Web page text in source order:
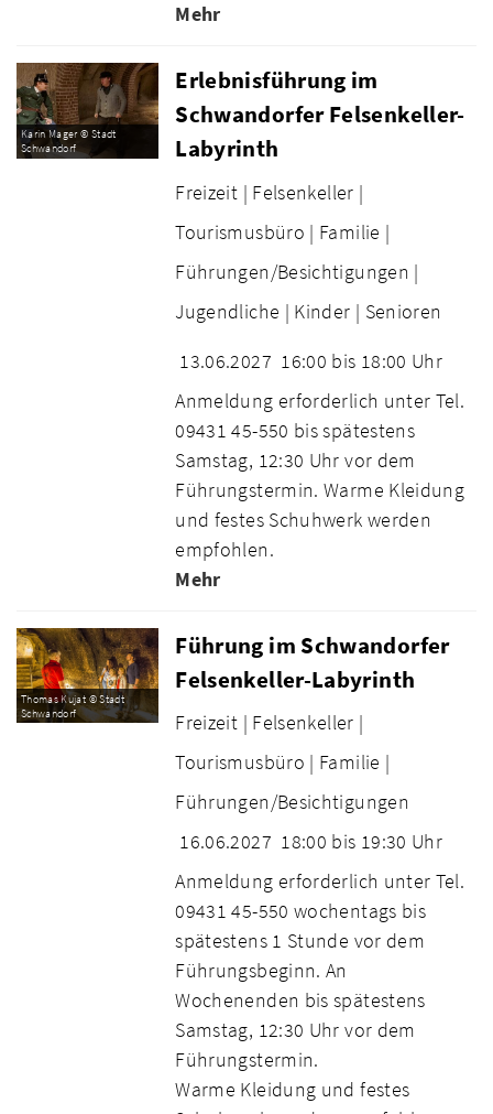
Mehr
Karin Mager © Stadt
Schwandorf
Erlebnisführung im
Schwandorfer Felsenkeller-
Labyrinth
Freizeit | Felsenkeller |
Tourismusbüro | Familie |
Führungen/Besichtigungen |
Jugendliche | Kinder | Senioren
13.06.2027 16:00 bis 18:00 Uhr
Anmeldung erforderlich unter Tel.
09431 45-550 bis spätestens
Samstag, 12:30 Uhr vor dem
Führungstermin. Warme Kleidung
und festes Schuhwerk werden
empfohlen.
Mehr
Thomas Kujat © Stadt
Schwandorf
Führung im Schwandorfer
Felsenkeller-Labyrinth
Freizeit | Felsenkeller |
Tourismusbüro | Familie |
Führungen/Besichtigungen
16.06.2027 18:00 bis 19:30 Uhr
Anmeldung erforderlich unter Tel.
09431 45-550 wochentags bis
spätestens 1 Stunde vor dem
Führungsbeginn. An
Wochenenden bis spätestens
Samstag, 12:30 Uhr vor dem
Führungstermin.
Warme Kleidung und festes